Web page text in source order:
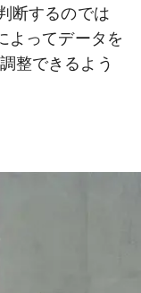
断するのでは
よってデータを
整できるよう